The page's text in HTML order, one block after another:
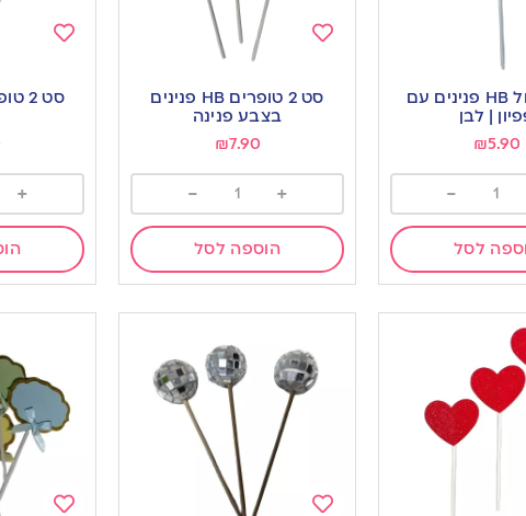
טופר עגול HB פנינים עם
| לבן
₪5.90
-
לסל
wishlist
סט 2 טופרים HB פנינים
בצבע פנינה
₪7.90
+
-
הוספה לסל
+